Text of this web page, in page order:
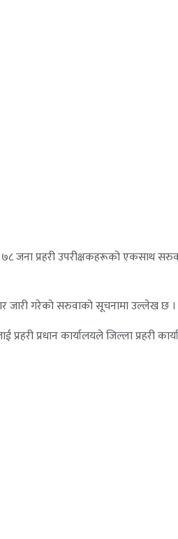
जना प्रहरी उपरीक्षकहरूको एकसाथ
जारी गरेको सरुवाको सूचनामा उल्लेख छ ।
प्रधान कार्यालयले जिल्ला प्रहरी